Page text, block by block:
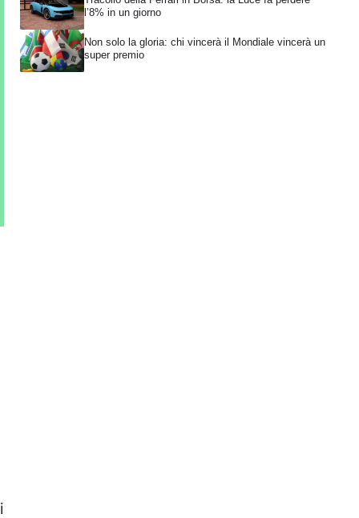
l’8% in un giorno
Non solo la gloria: chi vincerà il Mondiale vincerà un
super premio